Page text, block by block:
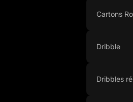
Cartons
Dribble
Dribbles